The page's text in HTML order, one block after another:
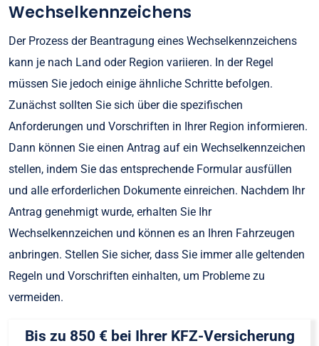
Wechselkennzeichens
Der Prozess der Beantragung eines Wechselkennzeichens
kann je nach Land oder Region variieren. In der Regel
müssen Sie jedoch einige ähnliche Schritte befolgen.
Zunächst sollten Sie sich über die spezifischen
Anforderungen und Vorschriften in Ihrer Region informieren.
Dann können Sie einen Antrag auf ein Wechselkennzeichen
stellen, indem Sie das entsprechende Formular ausfüllen
und alle erforderlichen Dokumente einreichen. Nachdem Ihr
Antrag genehmigt wurde, erhalten Sie Ihr
Wechselkennzeichen und können es an Ihren Fahrzeugen
anbringen. Stellen Sie sicher, dass Sie immer alle geltenden
Regeln und Vorschriften einhalten, um Probleme zu
vermeiden.
Bis zu 850 € bei Ihrer KFZ-Versicherung